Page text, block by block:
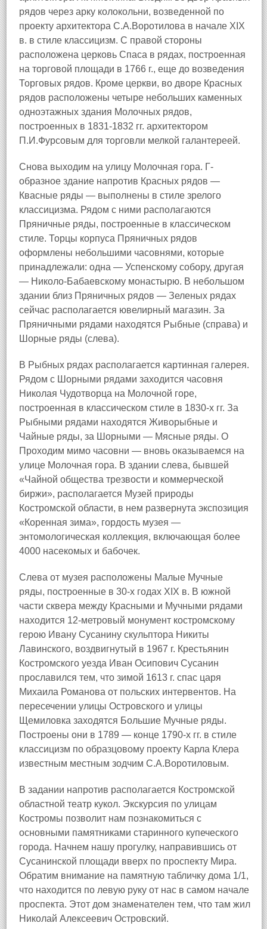
рядов через арку колокольни, возведенной по
проекту архитектора С.А.Воротилова в начале XIX
в. в стиле классицизм. С правой стороны
расположена церковь Спаса в рядах, построенная
на торговой площади в 1766 г., еще до возведения
Торговых рядов. Кроме церкви, во дворе Красных
рядов расположены четыре небольших каменных
одноэтажных здания Молочных рядов,
построенных в 1831-1832 гг. архитектором
П.И.Фурсовым для торговли мелкой галантереей.
Снова выходим на улицу Молочная гора. Г-
образное здание напротив Красных рядов —
Квасные ряды — выполнены в стиле зрелого
классицизма. Рядом с ними располагаются
Пряничные ряды, построенные в классическом
стиле. Торцы корпуса Пряничных рядов
оформлены небольшими часовнями, которые
принадлежали: одна — Успенскому собору, другая
— Николо-Бабаевскому монастырю. В небольшом
здании близ Пряничных рядов — Зеленых рядах
сейчас располагается ювелирный магазин. За
Пряничными рядами находятся Рыбные (справа) и
Шорные ряды (слева).
В Рыбных рядах располагается картинная галерея.
Рядом с Шорными рядами заходится часовня
Николая Чудотворца на Молочной горе,
построенная в классическом стиле в 1830-х гг. За
Рыбными рядами находятся Живорыбные и
Чайные ряды, за Шорными — Мясные ряды. О
Проходим мимо часовни — вновь оказываемся на
улице Молочная гора. В здании слева, бывшей
«Чайной общества трезвости и коммерческой
биржи», располагается Музей природы
Костромской области, в нем развернута экспозиция
«Коренная зима», гордость музея —
энтомологическая коллекция, включающая более
4000 насекомых и бабочек.
Слева от музея расположены Малые Мучные
ряды, построенные в 30-х годах XIX в. В южной
части сквера между Красными и Мучными рядами
находится 12-метровый монумент костромскому
герою Ивану Сусанину скульптора Никиты
Лавинского, воздвигнутый в 1967 г. Крестьянин
Костромского уезда Иван Осипович Сусанин
прославился тем, что зимой 1613 г. спас царя
Михаила Романова от польских интервентов. На
пересечении улицы Островского и улицы
Щемиловка заходятся Большие Мучные ряды.
Построены они в 1789 — конце 1790-х гг. в стиле
классицизм по образцовому проекту Карла Клера
известным местным зодчим С.А.Воротиловым.
В задании напротив располагается Костромской
областной театр кукол. Экскурсия по улицам
Костромы позволит нам познакомиться с
основными памятниками старинного купеческого
города. Начнем нашу прогулку, направившись от
Сусанинской площади вверх по проспекту Мира.
Обратим внимание на памятную табличку дома 1/1,
что находится по левую руку от нас в самом начале
проспекта. Этот дом знаменателен тем, что там жил
Николай Алексеевич Островский.